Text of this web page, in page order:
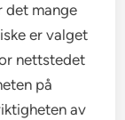
det mange
er valget
nettstedet
på
av